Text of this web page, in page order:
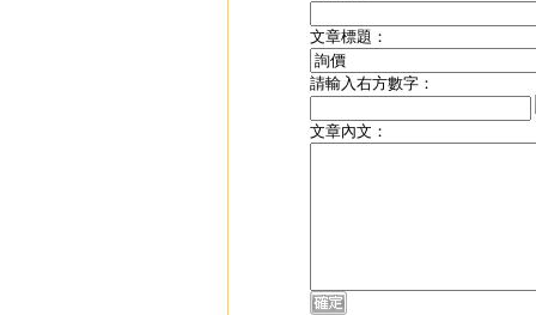
文章標題：
請輸入右方數字：
文章內文：